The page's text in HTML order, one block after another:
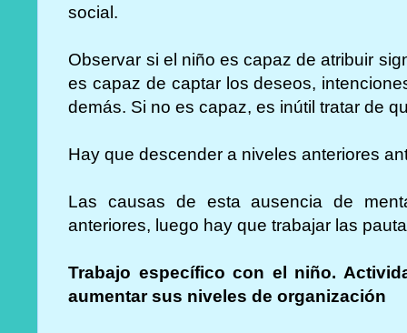
social.
Observar si el niño es capaz de atribuir
es capaz de captar los deseos,
demás. Si no es capaz, es inútil tratar de
Hay que descender a niveles anteriores
Las causas de esta ausencia de
anteriores, luego hay que trabajar las
Trabajo específico con el niño.
aumentar sus niveles de organización